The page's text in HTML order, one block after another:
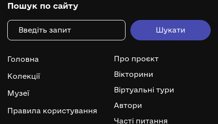
Пошук по сайту
Головна
Колекції
Музеї
Правила користування
Про проєкт
Вікторини
Віртуальні тури
Автори
Часті питання